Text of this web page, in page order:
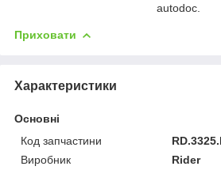
autodoc.
Приховати
Характеристики
Основні
Код запчастини
Виробник
Rider